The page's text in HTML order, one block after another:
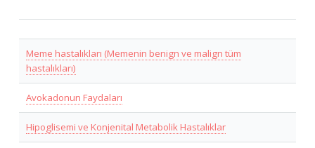
Meme hastalıkları (Memenin benign ve malign tüm
hastalıkları)
Avokadonun Faydaları
Hipoglisemi ve Konjenital Metabolik Hastalıklar